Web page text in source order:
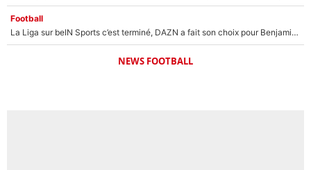
Football
La Liga sur beIN Sports c’est terminé, DAZN a fait son choix pour Benjamin Da Silva et Omar Da Fonseca !
NEWS FOOTBALL